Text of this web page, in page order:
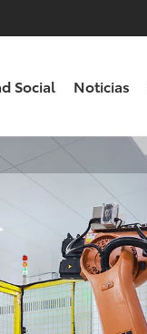
Social Noticias